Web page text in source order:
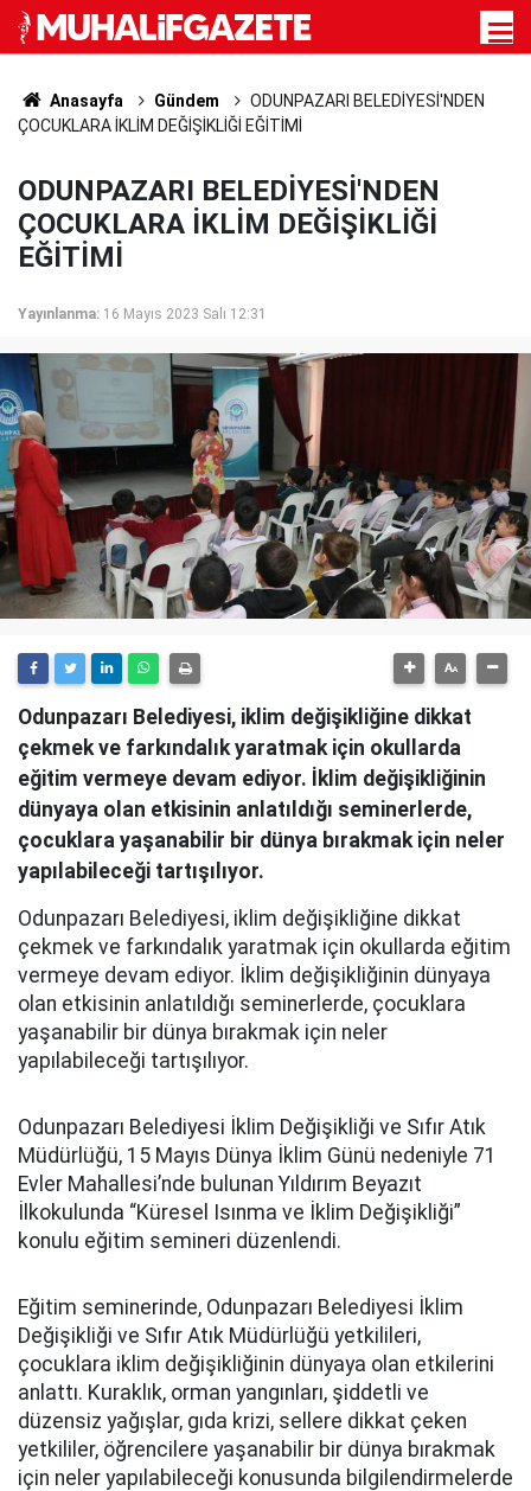
Anasayfa Gündem
ODUNPAZARI BELEDİYESİ'NDEN
ÇOCUKLARA İKLİM DEĞİŞİKLİĞİ EĞİTİMİ
ODUNPAZARI BELEDİYESİ'NDEN
ÇOCUKLARA İKLİM DEĞİŞİKLİĞİ
EĞİTİMİ
Yayınlanma: 16 Mayıs 2023 Salı 12:31
Odunpazarı Belediyesi, iklim değişikliğine dikkat
çekmek ve farkındalık yaratmak için okullarda
eğitim vermeye devam ediyor. İklim değişikliğinin
dünyaya olan etkisinin anlatıldığı seminerlerde,
çocuklara yaşanabilir bir dünya bırakmak için neler
yapılabileceği tartışılıyor.
Odunpazarı Belediyesi, iklim değişikliğine dikkat
çekmek ve farkındalık yaratmak için okullarda eğitim
vermeye devam ediyor. İklim değişikliğinin dünyaya
olan etkisinin anlatıldığı seminerlerde, çocuklara
yaşanabilir bir dünya bırakmak için neler
yapılabileceği tartışılıyor.
Odunpazarı Belediyesi İklim Değişikliği ve Sıfır Atık
Müdürlüğü, 15 Mayıs Dünya İklim Günü nedeniyle 71
Evler Mahallesi’nde bulunan Yıldırım Beyazıt
İlkokulunda “Küresel Isınma ve İklim Değişikliği”
konulu eğitim semineri düzenlendi.
Eğitim seminerinde, Odunpazarı Belediyesi İklim
Değişikliği ve Sıfır Atık Müdürlüğü yetkilileri,
çocuklara iklim değişikliğinin dünyaya olan etkilerini
anlattı. Kuraklık, orman yangınları, şiddetli ve
düzensiz yağışlar, gıda krizi, sellere dikkat çeken
yetkililer, öğrencilere yaşanabilir bir dünya bırakmak
için neler yapılabileceği konusunda bilgilendirmelerde